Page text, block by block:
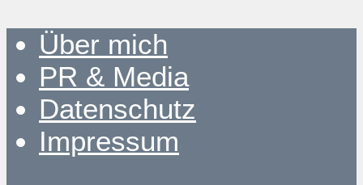
Über mich
PR & Media
Datenschutz
Impressum